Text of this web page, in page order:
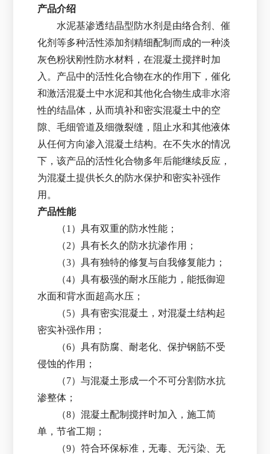
产品介绍
水泥基渗透结晶型防水剂是由络合剂、催
化剂等多种活性添加剂精细配制而成的一种淡
灰色粉状刚性防水材料，在混凝土搅拌时加
入。产品中的活性化合物在水的作用下，催化
和激活混凝土中水泥和其他化合物生成非水溶
性的结晶体，从而填补和密实混凝土中的空
隙、毛细管道及细微裂缝，阻止水和其他液体
从任何方向渗入混凝土结构。在不失水的情况
下，该产品的活性化合物多年后能继续反应，
为混凝土提供长久的防水保护和密实补强作
用。
产品性能
（1）具有双重的防水性能；
（2）具有长久的防水抗渗作用；
（3）具有独特的修复与自我修复能力；
（4）具有极强的耐水压能力，能抵御迎
水面和背水面超高水压；
（5）具有密实混凝土，对混凝土结构起
密实补强作用；
（6）具有防腐、耐老化、保护钢筋不受
侵蚀的作用；
（7）与混凝土形成一个不可分割防水抗
渗整体；
（8）混凝土配制搅拌时加入，施工简
单，节省工期；
（9）符合环保标准，无毒、无污染、无